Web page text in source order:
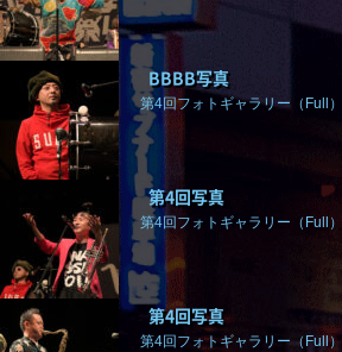
BBBB写真
第4回フォトギャラリー（Full）
第4回写真
第4回フォトギャラリー（Full）
第4回写真
第4回フォトギャラリー（Full）